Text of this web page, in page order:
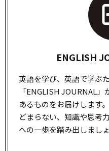
ENGLISH
英語を学び、英語で学ぶ
「ENGLISH JOURNAL
あるものをお届けします
どまらない、知識や思考
への一歩を踏み出しまし